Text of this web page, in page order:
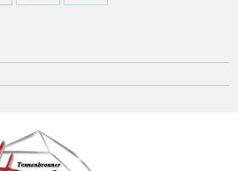
Share
Share